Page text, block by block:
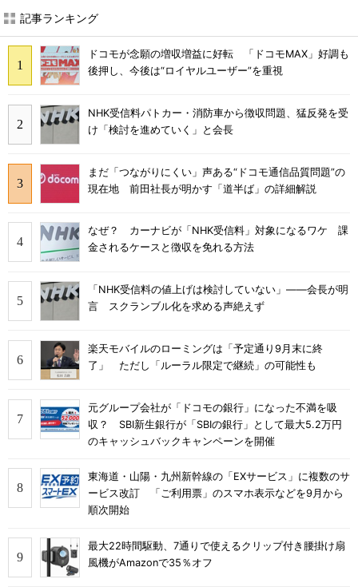
記事ランキング
ドコモが念願の増収増益に好転 「ドコモMAX」好調も
後押し、今後は“ロイヤルユーザー”を重視
NHK受信料パトカー・消防車から徴収問題、猛反発を受
け「検討を進めていく」と会長
まだ「つながりにくい」声ある“ドコモ通信品質問題”の
現在地 前田社長が明かす「道半ば」の詳細解説
なぜ？ カーナビが「NHK受信料」対象になるワケ 課
金されるケースと徴収を免れる方法
「NHK受信料の値上げは検討していない」――会長が明
言 スクランブル化を求める声絶えず
楽天モバイルのローミングは「予定通り9月末に終
了」 ただし「ルーラル限定で継続」の可能性も
元グループ会社が「ドコモの銀行」になった不満を吸
収？ SBI新生銀行が「SBIの銀行」として最大5.2万円
のキャッシュバックキャンペーンを開催
東海道・山陽・九州新幹線の「EXサービス」に複数のサ
ービス改訂 「ご利用票」のスマホ表示などを9月から
順次開始
最大22時間駆動、7通りで使えるクリップ付き腰掛け扇
風機がAmazonで35％オフ